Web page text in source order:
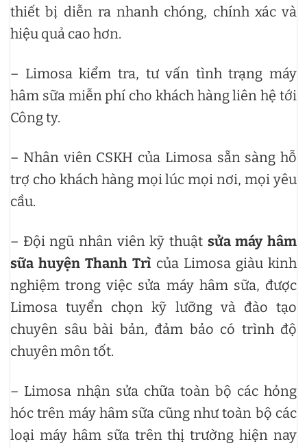
thiết bị diễn ra nhanh chóng, chính xác và
hiệu quả cao hơn.
– Limosa kiểm tra, tư vấn tình trạng máy
hâm sữa miễn phí cho khách hàng liên hệ tới
Công ty.
– Nhân viên CSKH của Limosa sẵn sàng hỗ
trợ cho khách hàng mọi lúc mọi nơi, mọi yêu
cầu.
– Đội ngũ nhân viên kỹ thuật sửa máy hâm
sữa huyện Thanh Trì của Limosa giàu kinh
nghiệm trong việc sửa máy hâm sữa, được
Limosa tuyển chọn kỹ lưỡng và đào tạo
chuyên sâu bài bản, đảm bảo có trình độ
chuyên môn tốt.
– Limosa nhận sửa chữa toàn bộ các hỏng
hóc trên máy hâm sữa cũng như toàn bộ các
loại máy hâm sữa trên thị trường hiện nay